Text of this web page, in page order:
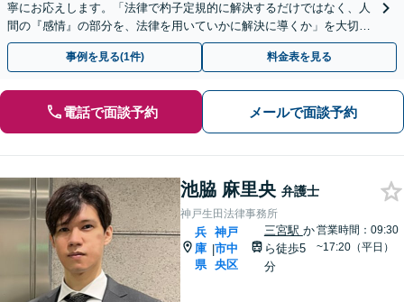
寧にお応えします。「法律で杓子定規的に解決するだけではなく、人
間の『感情』の部分を、法律を用いていかに解決に導くか」を大切に
しています。
事例を見る(1件) 料金表を見る
電話で面談予約 メールで面談予約
池脇 麻里央 弁護士
神戸生田法律事務所
兵
庫
県
|
神戸
市中
央区
三宮駅 か
ら徒歩5
分
営業時間：09:30
~17:20（平日）